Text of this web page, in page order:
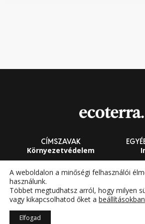
CÍMSZAVAK
Környezetvédelem
Fenntarthatóság
Megújuló energia
A weboldalon a minőségi felhasználói
használunk.
Többet megtudhatsz arról, hogy milyen
vagy kikapcsolhatod őket a beállításokban
Elfogad